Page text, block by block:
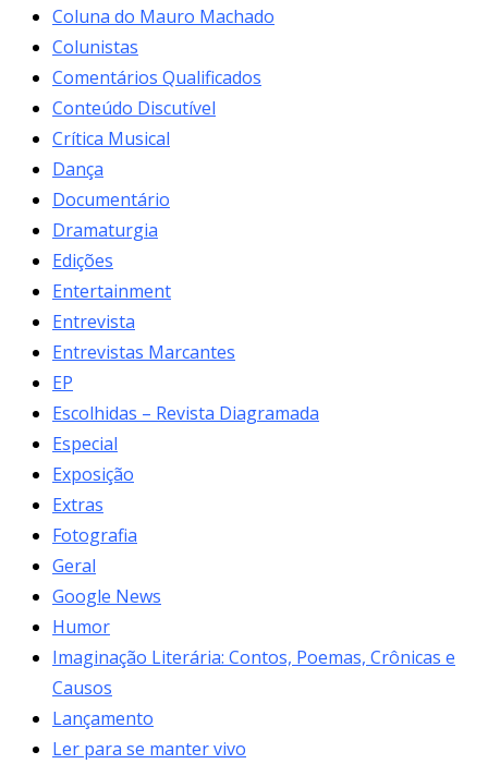
Coluna do Mauro Machado
Colunistas
Comentários Qualificados
Conteúdo Discutível
Crítica Musical
Dança
Documentário
Dramaturgia
Edições
Entertainment
Entrevista
Entrevistas Marcantes
EP
Escolhidas – Revista Diagramada
Especial
Exposição
Extras
Fotografia
Geral
Google News
Humor
Imaginação Literária: Contos, Poemas, Crônicas e
Causos
Lançamento
Ler para se manter vivo